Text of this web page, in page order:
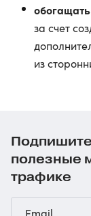
за счет
из
полезные
трафике